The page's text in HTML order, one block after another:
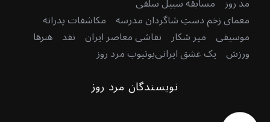
معمای زخم دستِ شاگردان مدرسه مکاشفات پدرانه
موسیقی میر شکار نقاشی معاصر ایران نقد هنرها
ورزش یک عشق ایرانییوتیوب مرد روز
نویسندگان مرد روز